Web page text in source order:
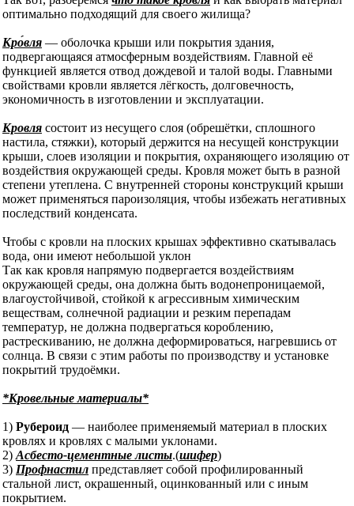
оптимально подходящий для своего жилища?
Кро́вля — оболочка крыши или покрытия здания,
подвергающаяся атмосферным воздействиям. Главной её
функцией является отвод дождевой и талой воды. Главными
свойствами кровли является лёгкость, долговечность,
экономичность в изготовлении и эксплуатации.
Кровля состоит из несущего слоя (обрешётки, сплошного
настила, стяжки), который держится на несущей конструкции
крыши, слоев изоляции и покрытия, охраняющего изоляцию от
воздействия окружающей среды. Кровля может быть в разной
степени утеплена. С внутренней стороны конструкций крыши
может применяться пароизоляция, чтобы избежать негативных
последствий конденсата.
Чтобы с кровли на плоских крышах эффективно скатывалась
вода, они имеют небольшой уклон
Так как кровля напрямую подвергается воздействиям
окружающей среды, она должна быть водонепроницаемой,
влагоустойчивой, стойкой к агрессивным химическим
веществам, солнечной радиации и резким перепадам
температур, не должна подвергаться короблению,
растрескиванию, не должна деформироваться, нагревшись от
солнца. В связи с этим работы по производству и установке
покрытий трудоёмки.
*Кровельные материалы*
1) Рубероид — наиболее применяемый материал в плоских
кровлях и кровлях с малыми уклонами.
2) Асбесто-цементные листы.(шифер)
3) Профнастил представляет собой профилированный
стальной лист, окрашенный, оцинкованный или с иным
покрытием.